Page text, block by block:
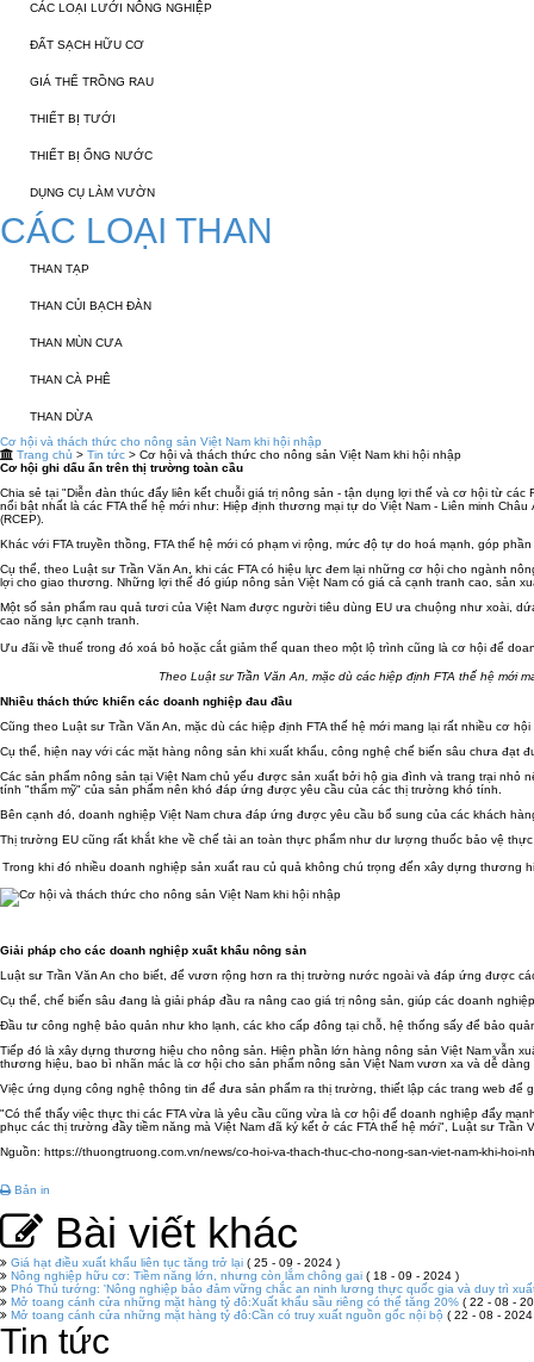
CÁC LOẠI LƯỚI NÔNG NGHIỆP
ĐẤT SẠCH HỮU CƠ
GIÁ THỂ TRỒNG RAU
THIẾT BỊ TƯỚI
THIẾT BỊ ỐNG NƯỚC
DỤNG CỤ LÀM VƯỜN
CÁC LOẠI THAN
THAN TẠP
THAN CỦI BẠCH ĐÀN
THAN MÙN CƯA
THAN CÀ PHÊ
THAN DỪA
Cơ hội và thách thức cho nông sản Việt Nam khi hội nhập
Trang chủ > Tin tức > Cơ hội và thách thức cho nông sản Việt Nam khi hội nhập
Cơ hội ghi dấu ấn trên thị trường toàn cầu
Chia sẻ tại "Diễn đàn thúc đẩy liên kết chuỗi giá trị nông sản - tận dụng lợi thế và cơ hội từ
nổi bật nhất là các FTA thế hệ mới như: Hiệp định thương mại tự do Việt Nam - Liên minh
(RCEP).
Khác với FTA truyền thồng, FTA thế hệ mới có phạm vi rộng, mức độ tự do hoá mạnh, góp
Cụ thể, theo Luật sư Trần Văn An, khi các FTA có hiệu lực đem lại những cơ hội cho ngành
lợi cho giao thương. Những lợi thế đó giúp nông sản Việt Nam có giá cả cạnh tranh cao, sản
Một số sản phẩm rau quả tươi của Việt Nam được người tiêu dùng EU ưa chuộng như xoài,
cao năng lực cạnh tranh.
Ưu đãi về thuế trong đó xoá bỏ hoặc cắt giảm thế quan theo một lộ trình cũng là cơ hội để
Theo Luật sư Trần Văn An, mặc dù các hiệp định FTA thế hệ mới
Nhiều thách thức khiến các doanh nghiệp đau đầu
Cũng theo Luật sư Trần Văn An, mặc dù các hiệp định FTA thế hệ mới mang lại rất nhiều cơ
Cụ thể, hiện nay với các mặt hàng nông sản khi xuất khẩu, công nghệ chế biến sâu chưa
Các sản phẩm nông sản tại Việt Nam chủ yếu được sản xuất bởi hộ gia đình và trang trại
tính "thẩm mỹ" của sản phẩm nên khó đáp ứng được yêu cầu của các thị trường khó tính.
Bên cạnh đó, doanh nghiệp Việt Nam chưa đáp ứng được yêu cầu bổ sung của các khách
Thị trường EU cũng rất khắt khe về chế tài an toàn thực phẩm như dư lượng thuốc bảo vệ
Trong khi đó nhiều doanh nghiệp sản xuất rau củ quả không chú trọng đến xây dựng
Giải pháp cho các doanh nghiệp xuất khẩu nông sản
Luật sư Trần Văn An cho biết, để vươn rộng hơn ra thị trường nước ngoài và đáp ứng được
Cụ thể, chế biến sâu đang là giải pháp đầu ra nâng cao giá trị nông sản, giúp các doanh
Đầu tư công nghệ bảo quản như kho lạnh, các kho cấp đông tại chỗ, hệ thống sấy để bảo
Tiếp đó là xây dựng thương hiệu cho nông sản. Hiện phần lớn hàng nông sản Việt Nam vẫn
thương hiệu, bao bì nhãn mác là cơ hội cho sản phẩm nông sản Việt Nam vươn xa và dễ
Việc ứng dụng công nghệ thông tin để đưa sản phẩm ra thị trường, thiết lập các trang web
"Có thể thấy việc thực thi các FTA vừa là yêu cầu cũng vừa là cơ hội để doanh nghiệp đẩy
phục các thị trường đầy tiềm năng mà Việt Nam đã ký kết ở các FTA thế hệ mới", Luật sư Trần
Nguồn: https://thuongtruong.com.vn/news/co-hoi-va-thach-thuc-cho-nong-san-viet-nam-khi-hoi-
Bản in
Bài viết khác
Giá hạt điều xuất khẩu liên tục tăng trở lại ( 25 - 09 - 2024 )
Nông nghiệp hữu cơ: Tiềm năng lớn, nhưng còn lắm chông gai ( 18 - 09 - 2024 )
Phó Thủ tướng: 'Nông nghiệp bảo đảm vững chắc an ninh lương thực quốc gia và duy trì
Mở toang cánh cửa những mặt hàng tỷ đô:Xuất khẩu sầu riêng có thể tăng 20% ( 22 - 08 -
Mở toang cánh cửa những mặt hàng tỷ đô:Cần có truy xuất nguồn gốc nội bộ ( 22 - 08 - 2024
Tin tức